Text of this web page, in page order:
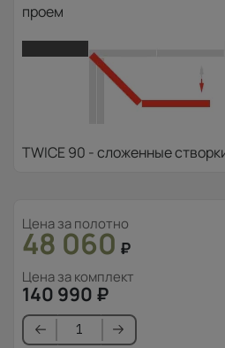
проем
TWICE 90 - сложенные
Цена за полотно
48 060 ₽
Цена за комплект
140 990 ₽